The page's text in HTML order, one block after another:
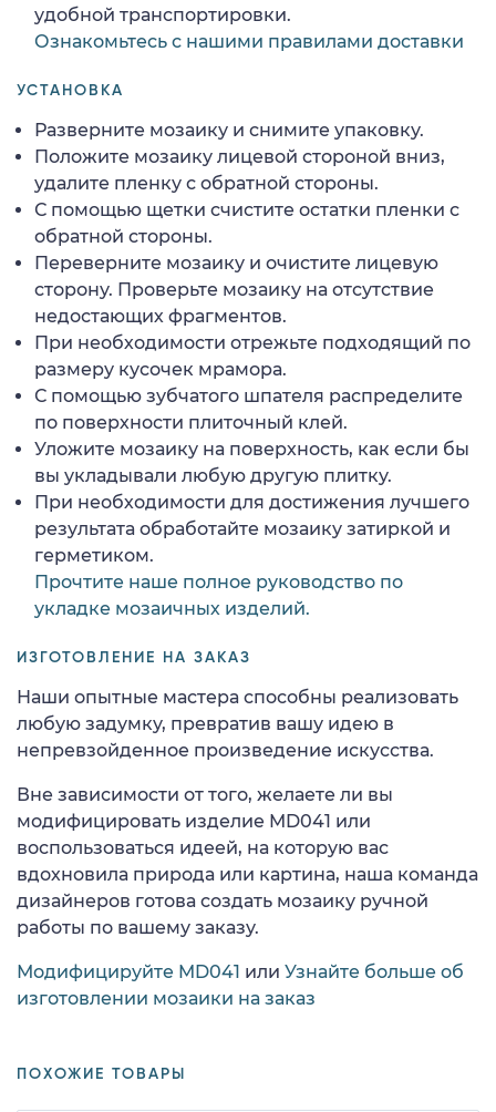
удобной транспортировки.
Ознакомьтесь с нашими правилами доставки
УСТАНОВКА
Разверните мозаику и снимите упаковку.
Положите мозаику лицевой стороной вниз,
удалите пленку с обратной стороны.
С помощью щетки счистите остатки пленки с
обратной стороны.
Переверните мозаику и очистите лицевую
сторону. Проверьте мозаику на отсутствие
недостающих фрагментов.
При необходимости отрежьте подходящий по
размеру кусочек мрамора.
С помощью зубчатого шпателя распределите
по поверхности плиточный клей.
Уложите мозаику на поверхность, как если бы
вы укладывали любую другую плитку.
При необходимости для достижения лучшего
результата обработайте мозаику затиркой и
герметиком.
Прочтите наше полное руководство по
укладке мозаичных изделий.
ИЗГОТОВЛЕНИЕ НА ЗАКАЗ
Наши опытные мастера способны реализовать
любую задумку, превратив вашу идею в
непревзойденное произведение искусства.
Вне зависимости от того, желаете ли вы
модифицировать изделие MD041 или
воспользоваться идеей, на которую вас
вдохновила природа или картина, наша команда
дизайнеров готова создать мозаику ручной
работы по вашему заказу.
Модифицируйте MD041 или Узнайте больше об
изготовлении мозаики на заказ
ПОХОЖИЕ ТОВАРЫ